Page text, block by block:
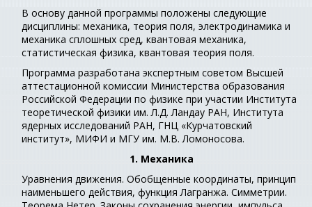
В основу данной программы положены следующие
дисциплины: механика, теория поля, электродинамика и
механика сплошных сред, квантовая механика,
статистическая физика, квантовая теория поля.
Программа разработана экспертным советом Высшей
аттестационной комиссии Министерства образования
Российской Федерации по физике при участии Института
теоретической физики им. Л.Д. Ландау РАН, Института
ядерных исследований РАН, ГНЦ «Курчатовский
институт», МИФИ и МГУ им. М.В. Ломоносова.
1. Механика
Уравнения движения. Обобщенные координаты, принцип
наименьшего действия, функция Лагранжа. Симметрии.